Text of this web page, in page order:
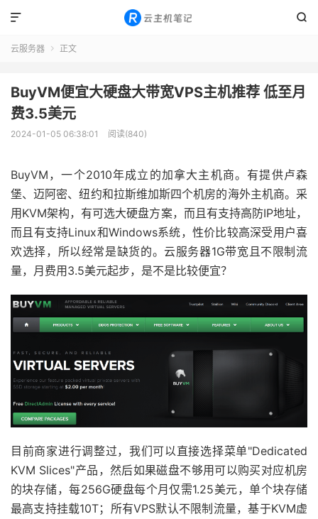


云服务器  正文
BuyVM便宜大硬盘大带宽VPS主机推荐 低至月
费3.5美元
2024-01-05 06:38:01 阅读(840)
BuyVM，一个2010年成立的加拿大主机商。有提供卢森
堡、迈阿密、纽约和拉斯维加斯四个机房的海外主机商。采
用KVM架构，有可选大硬盘方案，而且有支持高防IP地址，
而且有支持Linux和Windows系统，性价比较高深受用户喜
欢选择，所以经常是缺货的。云服务器1G带宽且不限制流
量，月费用3.5美元起步，是不是比较便宜？
目前商家进行调整过，我们可以直接选择菜单"Dedicated
KVM Slices"产品，然后如果磁盘不够用可以购买对应机房
的块存储，每256G硬盘每个月仅需1.25美元，单个块存储
最高支持挂载10T；所有VPS默认不限制流量，基于KVM虚